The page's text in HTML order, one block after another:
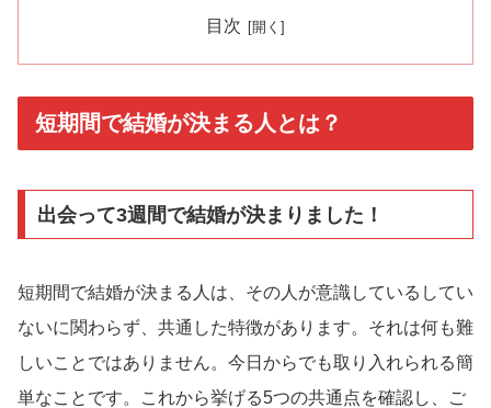
目次
短期間で結婚が決まる人とは？
出会って3週間で結婚が決まりました！
短期間で結婚が決まる人は、その人が意識しているしてい
ないに関わらず、共通した特徴があります。それは何も難
しいことではありません。今日からでも取り入れられる簡
単なことです。これから挙げる5つの共通点を確認し、ご